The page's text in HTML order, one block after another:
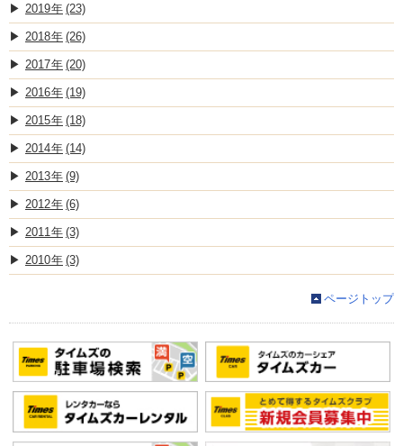
2019 (23)
2018 (26)
2017 (20)
2016 (19)
2015 (18)
2014 (14)
2013 (9)
2012 (6)
2011 (3)
2010 (3)
ページトップ